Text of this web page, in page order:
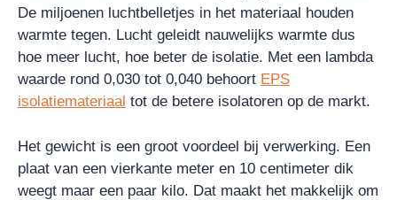
De miljoenen luchtbelletjes in het materiaal houden
warmte tegen. Lucht geleidt nauwelijks warmte dus
hoe meer lucht, hoe beter de isolatie. Met een lambda
waarde rond 0,030 tot 0,040 behoort EPS
isolatiemateriaal tot de betere isolatoren op de markt.
Het gewicht is een groot voordeel bij verwerking. Een
plaat van een vierkante meter en 10 centimeter dik
weegt maar een paar kilo. Dat maakt het makkelijk om